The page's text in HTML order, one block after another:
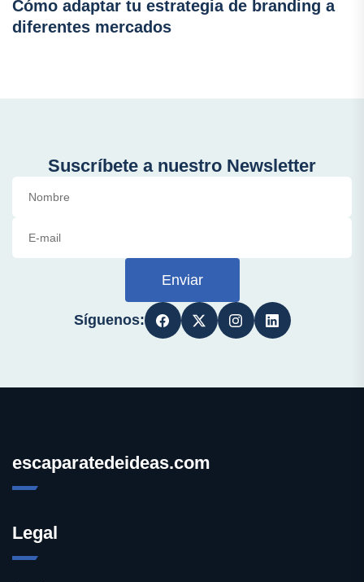
Cómo adaptar tu estrategia de branding a
diferentes mercados
Suscríbete a nuestro Newsletter
Enviar
Síguenos:
escaparatedeideas.com
Legal